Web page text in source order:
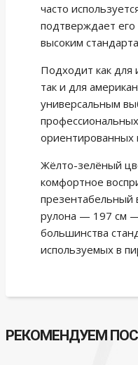
часто
подтверждает
высоким
Подходит как для
так и для
универсальным
ориентированных
Жёлто-зелёный
комфортное
рулона — 197 см
большинства
используемых в
РЕКОМЕНДУЕМ